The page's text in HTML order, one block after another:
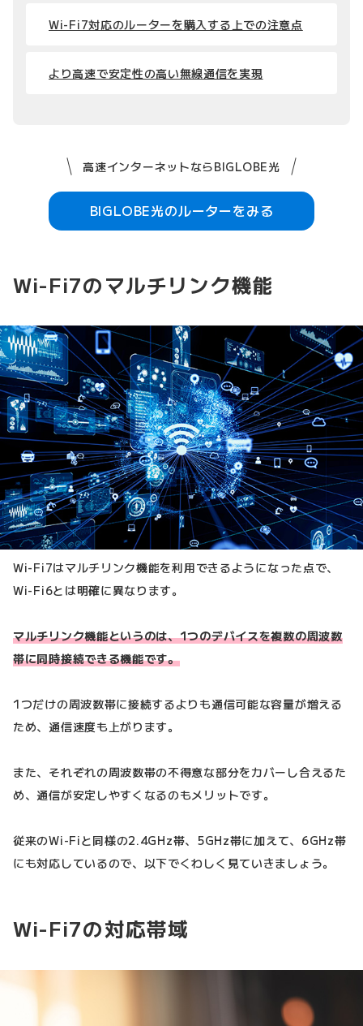
Wi-Fi7対応のルーターを購入する上での注意点
より高速で安定性の高い無線通信を実現
高速インターネットならBIGLOBE光
BIGLOBE光のルーターをみる
Wi-Fi7のマルチリンク機能
Wi-Fi7はマルチリンク機能を利用できるようになった点で、
Wi-Fi6とは明確に異なります。
マルチリンク機能というのは、1つのデバイスを複数の周波数
帯に同時接続できる機能です。
1つだけの周波数帯に接続するよりも通信可能な容量が増える
ため、通信速度も上がります。
また、それぞれの周波数帯の不得意な部分をカバーし合えるた
め、通信が安定しやすくなるのもメリットです。
従来のWi-Fiと同様の2.4GHz帯、5GHz帯に加えて、6GHz帯
にも対応しているので、以下でくわしく見ていきましょう。
Wi-Fi7の対応帯域